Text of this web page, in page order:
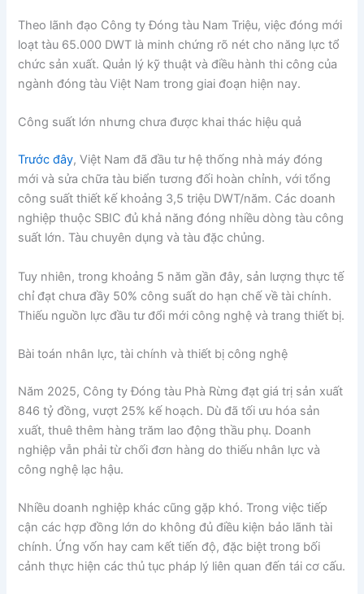
Theo lãnh đạo Công ty Đóng tàu Nam Triệu, việc đóng mới
loạt tàu 65.000 DWT là minh chứng rõ nét cho năng lực tổ
chức sản xuất. Quản lý kỹ thuật và điều hành thi công của
ngành đóng tàu Việt Nam trong giai đoạn hiện nay.
Công suất lớn nhưng chưa được khai thác hiệu quả
Trước đây, Việt Nam đã đầu tư hệ thống nhà máy đóng
mới và sửa chữa tàu biển tương đối hoàn chỉnh, với tổng
công suất thiết kế khoảng 3,5 triệu DWT/năm. Các doanh
nghiệp thuộc SBIC đủ khả năng đóng nhiều dòng tàu công
suất lớn. Tàu chuyên dụng và tàu đặc chủng.
Tuy nhiên, trong khoảng 5 năm gần đây, sản lượng thực tế
chỉ đạt chưa đầy 50% công suất do hạn chế về tài chính.
Thiếu nguồn lực đầu tư đổi mới công nghệ và trang thiết bị.
Bài toán nhân lực, tài chính và thiết bị công nghệ
Năm 2025, Công ty Đóng tàu Phà Rừng đạt giá trị sản xuất
846 tỷ đồng, vượt 25% kế hoạch. Dù đã tối ưu hóa sản
xuất, thuê thêm hàng trăm lao động thầu phụ. Doanh
nghiệp vẫn phải từ chối đơn hàng do thiếu nhân lực và
công nghệ lạc hậu.
Nhiều doanh nghiệp khác cũng gặp khó. Trong việc tiếp
cận các hợp đồng lớn do không đủ điều kiện bảo lãnh tài
chính. Ứng vốn hay cam kết tiến độ, đặc biệt trong bối
cảnh thực hiện các thủ tục pháp lý liên quan đến tái cơ cấu.